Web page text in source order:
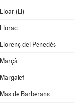
Lloar (El)
Llorac
Llorenç del Penedès
Marçà
Margalef
Mas de Barberans